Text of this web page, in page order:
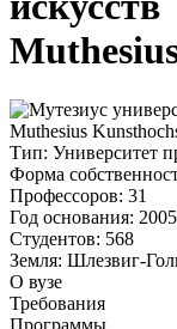
Тип: Университет
Форма
Профессоров: 31
Год основания: 2005
Студентов: 568
Земля: Шлезвиг-
О вузе
Требования
Программы